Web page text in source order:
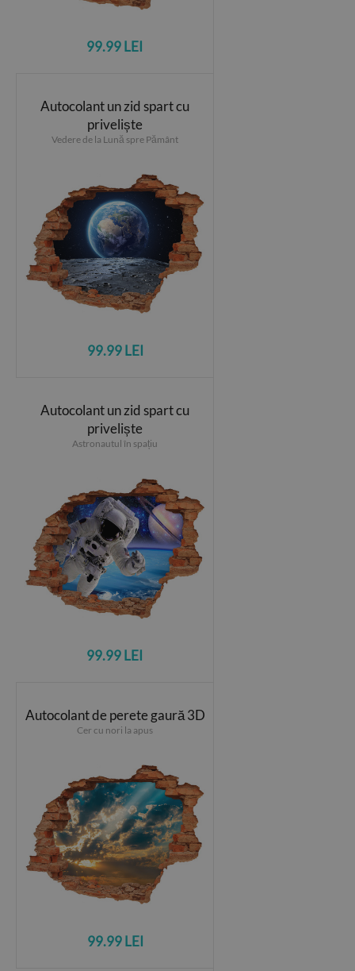
99.99 LEI
Autocolant un zid spart cu
priveliște
Vedere de la Lună spre Pământ
99.99 LEI
Autocolant un zid spart cu
priveliște
Astronautul în spațiu
99.99 LEI
Autocolant de perete gaură 3D
Cer cu nori la apus
99.99 LEI